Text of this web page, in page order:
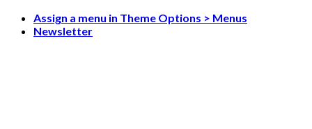
Skip
Assign a menu in Theme Options > Menus
Newsletter